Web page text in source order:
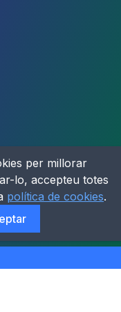
per millorar
lo, accepteu totes
política de cookies.